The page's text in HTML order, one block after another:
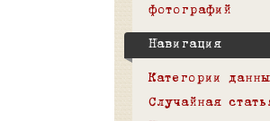
фотографий
Навигация
Категории
Случайная